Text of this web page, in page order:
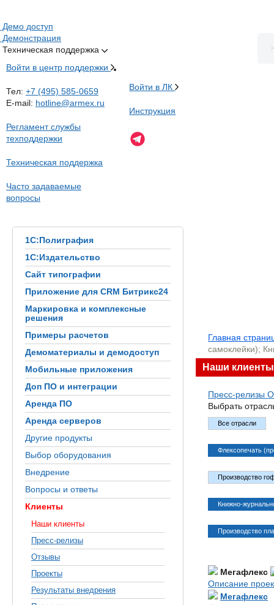
Демо доступ
Демонстрация
Техническая поддержка
Войти в центр поддержки
Тел: +7 (495) 585-0659
E-mail: hotline@armex.ru
Регламент службы
техподдержки
Техническая поддержка
Часто задаваемые
вопросы
Войти в ЛК
Инструкция
1С:Полиграфия
1С:Издательство
Сайт типографии
Приложение для CRM Битрикс24
Маркировка и комплексные
решения
Примеры расчетов
Демоматериалы и демодоступ
Мобильные приложения
Доп ПО и интеграции
Аренда ПО
Аренда серверов
Другие продукты
Выбор оборудования
Внедрение
Вопросы и ответы
Клиенты
Наши клиенты
Пресс-релизы
Отзывы
Проекты
Результаты внедрения
Главная
самоклейки);
Наши клиенты
Пресс-релизы
Выбрать
Все отрасли
Флексопечать
Производство
Книжно-
Производство
Мегафлекс
Описание
Мегафлекс